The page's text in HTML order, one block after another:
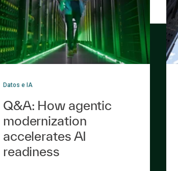
Datos e IA
Q&A: How agentic
modernization
accelerates AI
readiness